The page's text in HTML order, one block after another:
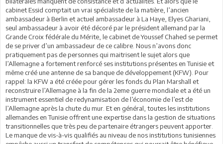
cabinet Essid comptait un vrai spécialiste de la matière, l’ancien
ambassadeur à Berlin et actuel ambassadeur à La Haye, Elyes Ghariani,
seul ambassadeur à avoir été décoré par le président allemand par la
Grande Croix fédérale du Mérite, le cabinet de Youssef Chahed se permet
de se priver d’un ambassadeur de ce calibre. Nous n’avons donc
pratiquement pas de personnes qui maitrisent le sujet alors que
l’Allemagne a fortement renforcé ses institutions présentes en Tunisie et
même créé une antenne de sa banque de développement (KFW). Pour
rappel: la KFW a été créée pour gérer les fonds du Plan Marshall et
reconstruire l’Allemagne à la fin de la 2eme guerre mondiale et a été un
instrument essentiel de redynamisation de l’économie de l’est de
l’Allemagne après la chute du mur. Et en général, toutes les institutions
allemandes en Tunisie offrent une expertise dans la gestion de situations
transitionnelles que très peu de partenaire étrangers peuvent apporter.
Le manque de vis-à-vis qualifiés au niveau de nos institutions tunisiennes